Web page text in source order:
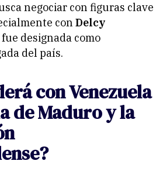
negociar con figuras clave
con Delcy
designada como
del país.
con Venezuela
de Maduro y la